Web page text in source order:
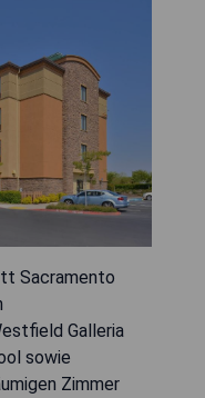
Sacramento
Galleria
sowie
Zimmer